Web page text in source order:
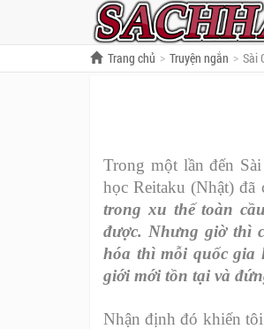
Trang chủ Truyện ngắn Sài
Trong một lần đến
học Reitaku (Nhật) đã
trong xu thế toàn
được. Nhưng giờ thì
hóa thì mỗi quốc gia
giới mới tồn tại và
Nhận định đó khiến